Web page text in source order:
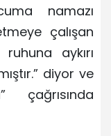
namazı
çalışan
aykırı
diyor ve
çağrısında